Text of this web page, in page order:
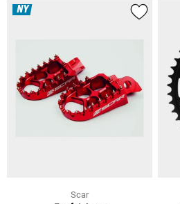
NY
Scar